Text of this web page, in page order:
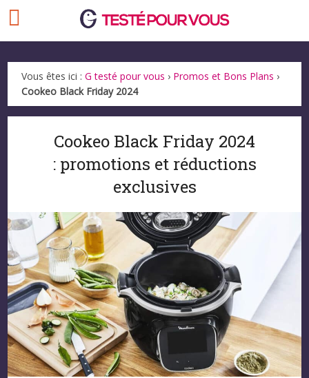
Vous êtes ici :G testé pour vous › Promos et Bons Plans ›
Cookeo Black Friday 2024
Cookeo Black Friday 2024
: promotions et réductions
exclusives